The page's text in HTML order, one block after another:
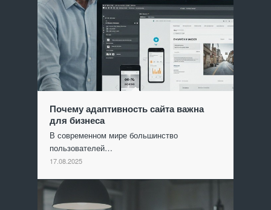
Почему адаптивность сайта важна
для бизнеса
В современном мире большинство
пользователей…
17.08.2025